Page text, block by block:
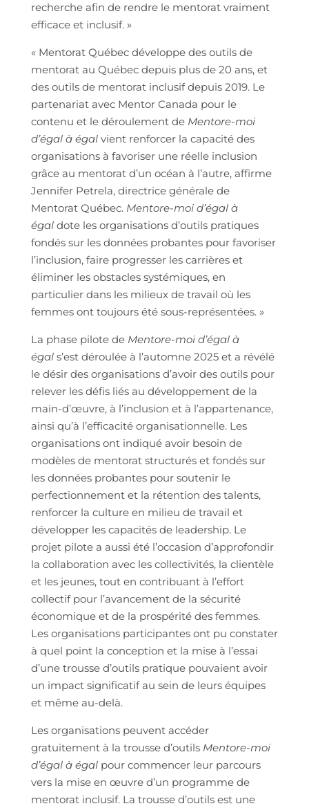
recherche afin de rendre le mentorat vraiment
efficace et inclusif. »
« Mentorat Québec développe des outils de
mentorat au Québec depuis plus de 20 ans, et
des outils de mentorat inclusif depuis 2019. Le
partenariat avec Mentor Canada pour le
contenu et le déroulement de Mentore-moi
d’égal à égal vient renforcer la capacité des
organisations à favoriser une réelle inclusion
grâce au mentorat d’un océan à l’autre, affirme
Jennifer Petrela, directrice générale de
Mentorat Québec. Mentore-moi d’égal à
égal dote les organisations d’outils pratiques
fondés sur les données probantes pour favoriser
l’inclusion, faire progresser les carrières et
éliminer les obstacles systémiques, en
particulier dans les milieux de travail où les
femmes ont toujours été sous-représentées. »
La phase pilote de Mentore-moi d’égal à
égal s’est déroulée à l’automne 2025 et a révélé
le désir des organisations d’avoir des outils pour
relever les défis liés au développement de la
main-d’œuvre, à l’inclusion et à l’appartenance,
ainsi qu’à l’efficacité organisationnelle. Les
organisations ont indiqué avoir besoin de
modèles de mentorat structurés et fondés sur
les données probantes pour soutenir le
perfectionnement et la rétention des talents,
renforcer la culture en milieu de travail et
développer les capacités de leadership. Le
projet pilote a aussi été l’occasion d’approfondir
la collaboration avec les collectivités, la clientèle
et les jeunes, tout en contribuant à l’effort
collectif pour l’avancement de la sécurité
économique et de la prospérité des femmes.
Les organisations participantes ont pu constater
à quel point la conception et la mise à l’essai
d’une trousse d’outils pratique pouvaient avoir
un impact significatif au sein de leurs équipes
et même au-delà.
Les organisations peuvent accéder
gratuitement à la trousse d’outils Mentore-moi
d’égal à égalpour commencer leur parcours
vers la mise en œuvre d’un programme de
mentorat inclusif. La trousse d’outils est une